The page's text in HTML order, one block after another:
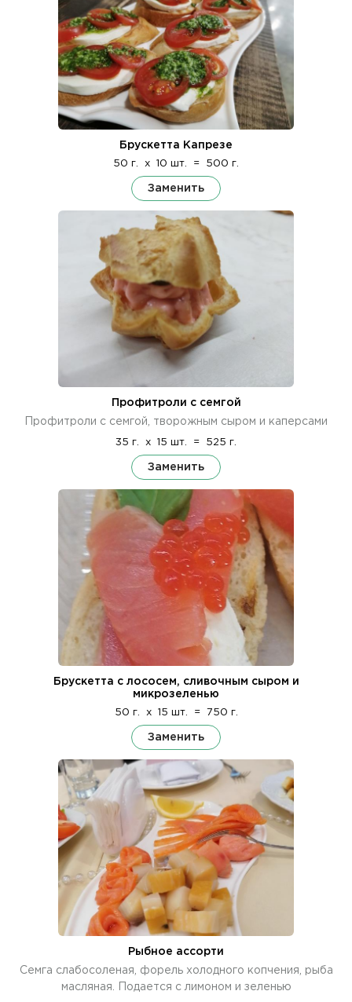
Брускетта Капрезе
50 г. x 10 шт. = 500 г.
Заменить
Профитроли с семгой
Профитроли с семгой, творожным сыром и каперсами
35 г. x 15 шт. = 525 г.
Заменить
Брускетта с лососем, сливочным сыром и
микрозеленью
50 г. x 15 шт. = 750 г.
Заменить
Рыбное ассорти
Семга слабосоленая, форель холодного копчения, рыба
масляная. Подается с лимоном и зеленью